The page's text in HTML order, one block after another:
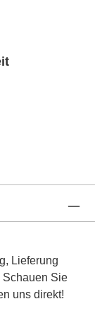
Lieferung
Schauen Sie
uns direkt!